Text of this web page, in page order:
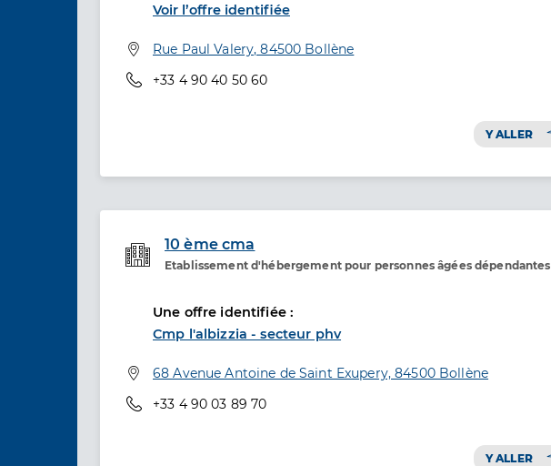
Voir l’offre identifiée
Adresse
Rue Paul Valery, 84500 Bollène
Téléphone
+33 4 90 40 50 60
Y ALLER
10 ème cma
Etablissement d'hébergement pour personnes âgées dépendantes
Etablissement de soins
Une offre identifiée :
Cmp l'albizzia - secteur phv
Adresse
68 Avenue Antoine de Saint Exupery, 84500 Bollène
Téléphone
+33 4 90 03 89 70
Y ALLER